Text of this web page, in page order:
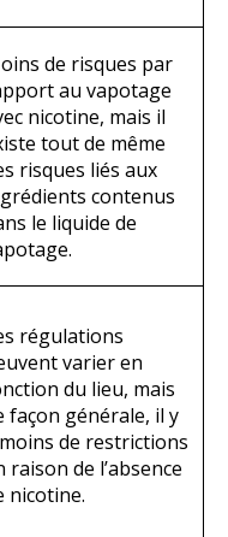
de risques par
au vapotage
nicotine, mais il
tout de même
risques liés aux
contenus
le liquide de
régulations
varier en
du lieu, mais
façon générale, il y
de restrictions
raison de l’absence
nicotine.